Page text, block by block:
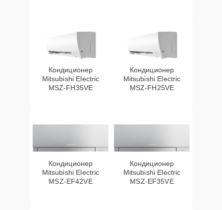
Кондиционер
Mitsubishi Electric
MSZ-FH35VE
Кондиционер
Mitsubishi Electric
MSZ-FH25VE
Кондиционер
Mitsubishi Electric
MSZ-EF42VE
Кондиционер
Mitsubishi Electric
MSZ-EF35VE